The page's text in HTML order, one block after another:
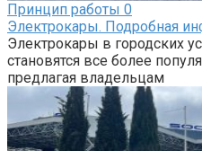
Принцип работы 0
Электрокары. Подробная
Электрокары в городских
становятся все более
предлагая владельцам